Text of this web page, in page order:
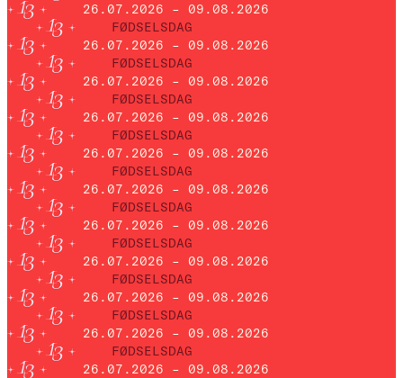
26.07.2026 – 09.08.2026
FØDSELSDAG
26.07.2026 – 09.08.2026
FØDSELSDAG
26.07.2026 – 09.08.2026
FØDSELSDAG
26.07.2026 – 09.08.2026
FØDSELSDAG
26.07.2026 – 09.08.2026
FØDSELSDAG
26.07.2026 – 09.08.2026
FØDSELSDAG
26.07.2026 – 09.08.2026
FØDSELSDAG
26.07.2026 – 09.08.2026
FØDSELSDAG
26.07.2026 – 09.08.2026
FØDSELSDAG
26.07.2026 – 09.08.2026
FØDSELSDAG
26.07.2026 – 09.08.2026